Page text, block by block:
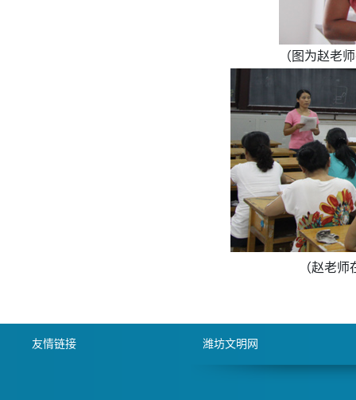
（图为赵老
（赵老师
友情链接 潍坊文明网